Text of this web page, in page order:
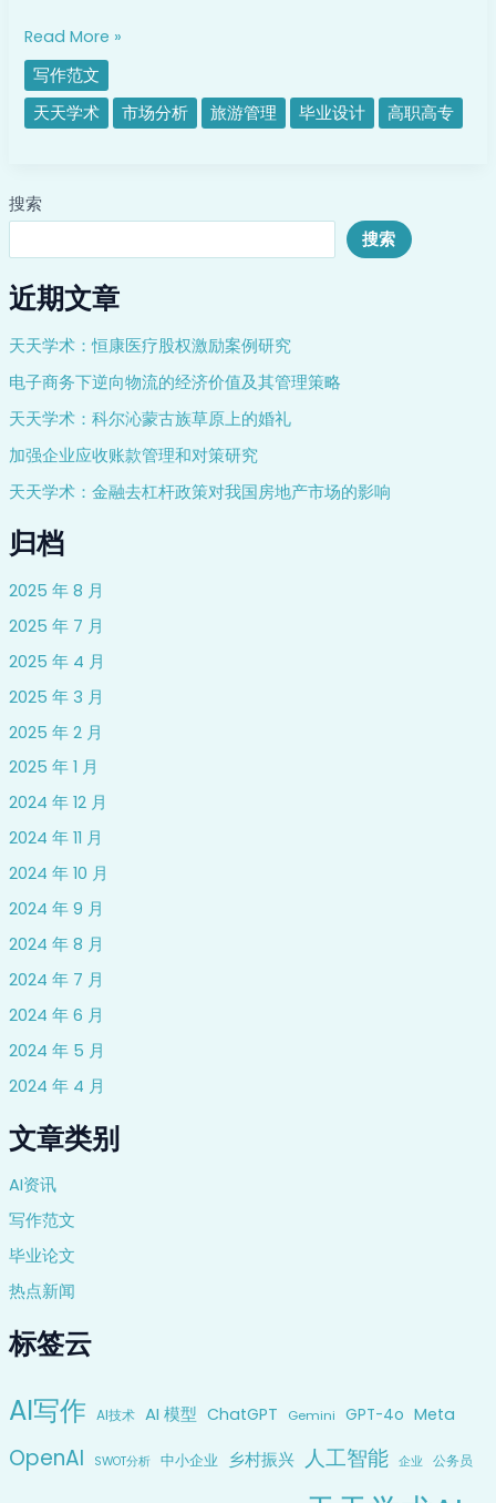
搜索
搜索
近期文章
天天学术：恒康医疗股权激励案例研究
电子商务下逆向物流的经济价值及其管理策略
天天学术：科尔沁蒙古族草原上的婚礼
加强企业应收账款管理和对策研究
天天学术：金融去杠杆政策对我国房地产市场的影响
归档
2025 年 8 月
2025 年 7 月
2025 年 4 月
2025 年 3 月
2025 年 2 月
2025 年 1 月
2024 年 12 月
2024 年 11 月
2024 年 10 月
2024 年 9 月
2024 年 8 月
2024 年 7 月
2024 年 6 月
2024 年 5 月
2024 年 4 月
文章类别
AI资讯
写作范文
毕业论文
热点新闻
标签云
AI写作 AI技术 AI 模型 ChatGPT Gemini GPT-4o Meta
OpenAI SWOT分析 中小企业 乡村振兴 人工智能 企业 公务员
计
指
南
Read More »
写作范文
天天学术
市场分析 旅游管理 毕业设计 高职高专